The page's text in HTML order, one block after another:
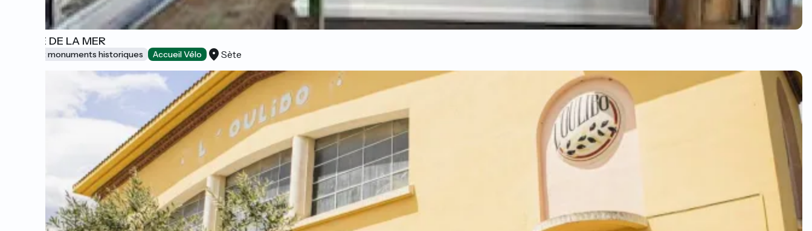
MUSÉE DE LA MER
Sites et monuments historiques Accueil Vélo Sète